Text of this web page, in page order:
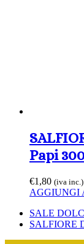
Papi
€1,80 (iva inc.)
AGGIUNGI
Slide
precedente:
SALE
visualizza
SALFIORE